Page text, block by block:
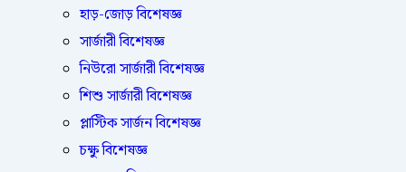
হাড়-জোড় বিশেষজ্ঞ
সার্জারী বিশেষজ্ঞ
নিউরো সার্জারী বিশেষজ্ঞ
শিশু সার্জারী বিশেষজ্ঞ
প্লাস্টিক সার্জন বিশেষজ্ঞ
চক্ষু বিশেষজ্ঞ